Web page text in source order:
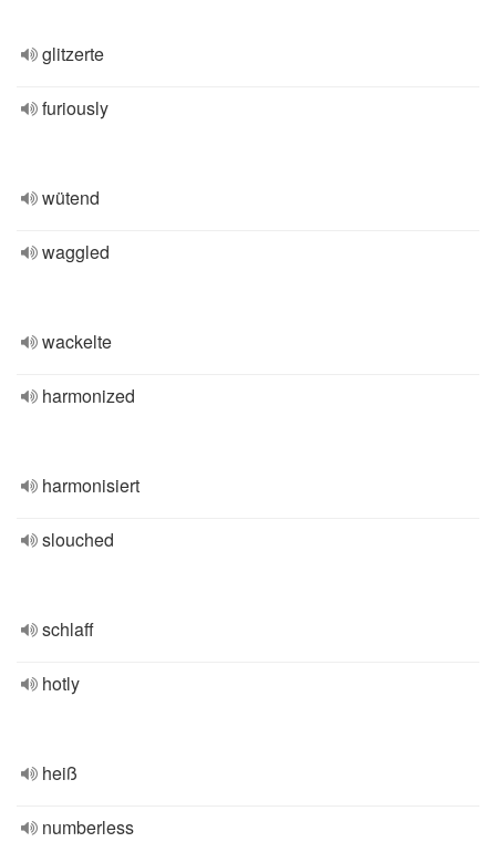
glitzerte
furiously
wütend
waggled
wackelte
harmonized
harmonisiert
slouched
schlaff
hotly
heiß
numberless